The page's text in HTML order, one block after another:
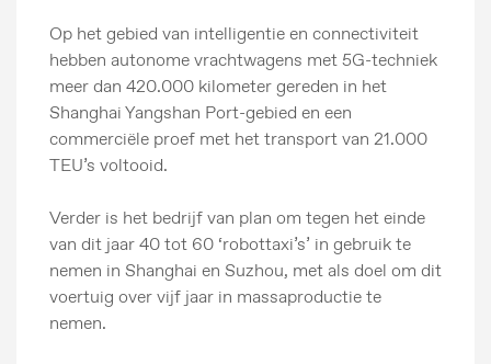
MG Motor
Op het gebied van intelligentie en connectiviteit
hebben autonome vrachtwagens met 5G-techniek
meer dan 420.000 kilometer gereden in het
Shanghai Yangshan Port-gebied en een
commerciële proef met het transport van 21.000
TEU’s voltooid.
Verder is het bedrijf van plan om tegen het einde
van dit jaar 40 tot 60 ‘robottaxi’s’ in gebruik te
nemen in Shanghai en Suzhou, met als doel om dit
voertuig over vijf jaar in massaproductie te
nemen.